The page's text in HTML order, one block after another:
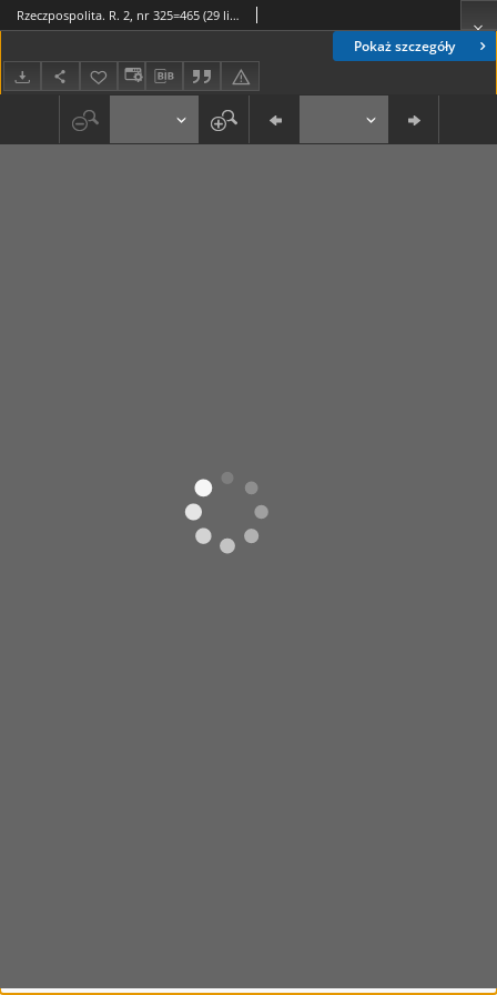
Pokaż szczegóły
Rzeczpospolita. R. 2, nr 325=465 (29 listopada 1945)